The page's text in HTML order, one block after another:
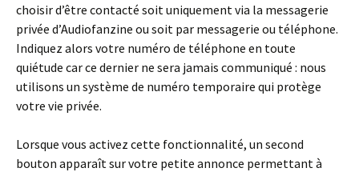
choisir d’être contacté soit uniquement via la messagerie
privée d’Audiofanzine ou soit par messagerie ou téléphone.
Indiquez alors votre numéro de téléphone en toute
quiétude car ce dernier ne sera jamais communiqué : nous
utilisons un système de numéro temporaire qui protège
votre vie privée.
Lorsque vous activez cette fonctionnalité, un second
bouton apparaît sur votre petite annonce permettant à